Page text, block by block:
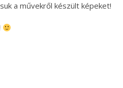
a művekről készült képeket!